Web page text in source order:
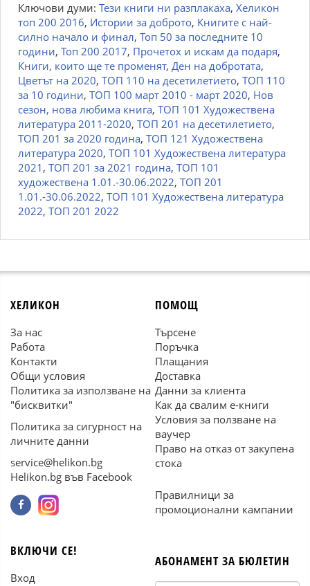
Ключови думи: Тези книги ни разплакаха, Хеликон
топ 200 2016, Истории за доброто, Книгите с най-
силно начало и финал, Топ 50 за последните 10
години, Топ 200 2017, Прочетох и искам да подаря,
Книги, които ще те променят, Ден на добротата,
Цветът на 2020, ТОП 110 на десетилетието, ТОП 110
за 10 години, ТОП 100 март 2010 - март 2020, Нов
сезон, нова любима книга, ТОП 101 Художествена
литература 2011-2020, ТОП 201 на десетилетието,
ТОП 201 за 2020 година, ТОП 121 Художествена
литература 2020, ТОП 101 Художествена литература
2021 , ТОП 201 за 2021 година, ТОП 101
художествена 1.01.-30.06.2022, ТОП 201
1.01.-30.06.2022, ТОП 101 Художествена литература
2022, ТОП 201 2022
ХЕЛИКОН
За нас
Работа
Контакти
Общи условия
Политика за използване на
"бисквитки"
Политика за сигурност на
личните данни
service@helikon.bg
Helikon.bg във Facebook
ПОМОЩ
Търсене
Поръчка
Плащания
Доставка
Данни за клиента
Как да свалим е-книги
Условия за ползване на
ваучер
Право на отказ от закупена
стока
Правилници за
промоционални кампании
ВКЛЮЧИ СЕ!
Вход
АБОНАМЕНТ ЗА БЮЛЕТИН